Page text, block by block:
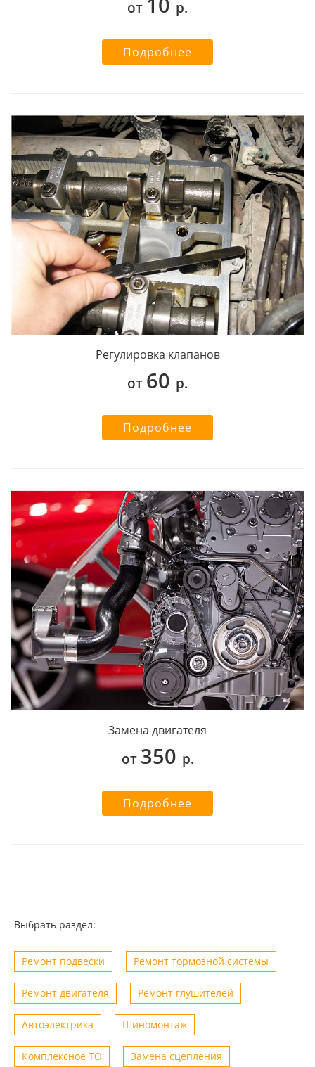
от р.
Подробнее
Регулировка клапанов
от 60 р.
Подробнее
Замена двигателя
от 350 р.
Подробнее
Выбрать раздел:
Ремонт подвески Ремонт тормозной системы
Ремонт двигателя Ремонт глушителей
Автоэлектрика Шиномонтаж
Комплексное ТО Замена сцепления